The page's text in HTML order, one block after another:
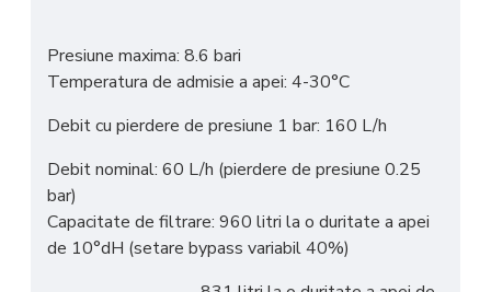
Presiune maxima: 8.6 bari
Temperatura de admisie a apei: 4-30°C
Debit cu pierdere de presiune 1 bar: 160 L/h
Debit nominal: 60 L/h (pierdere de presiune 0.25
bar)
Capacitate de filtrare: 960 litri la o duritate a apei
de 10°dH (setare bypass variabil 40%)